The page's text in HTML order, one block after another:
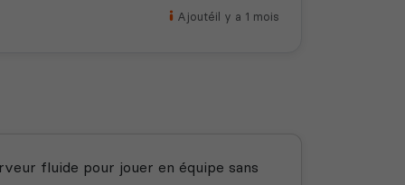
Ajoutéil y a 1 mois
fluide pour jouer en équipe sans